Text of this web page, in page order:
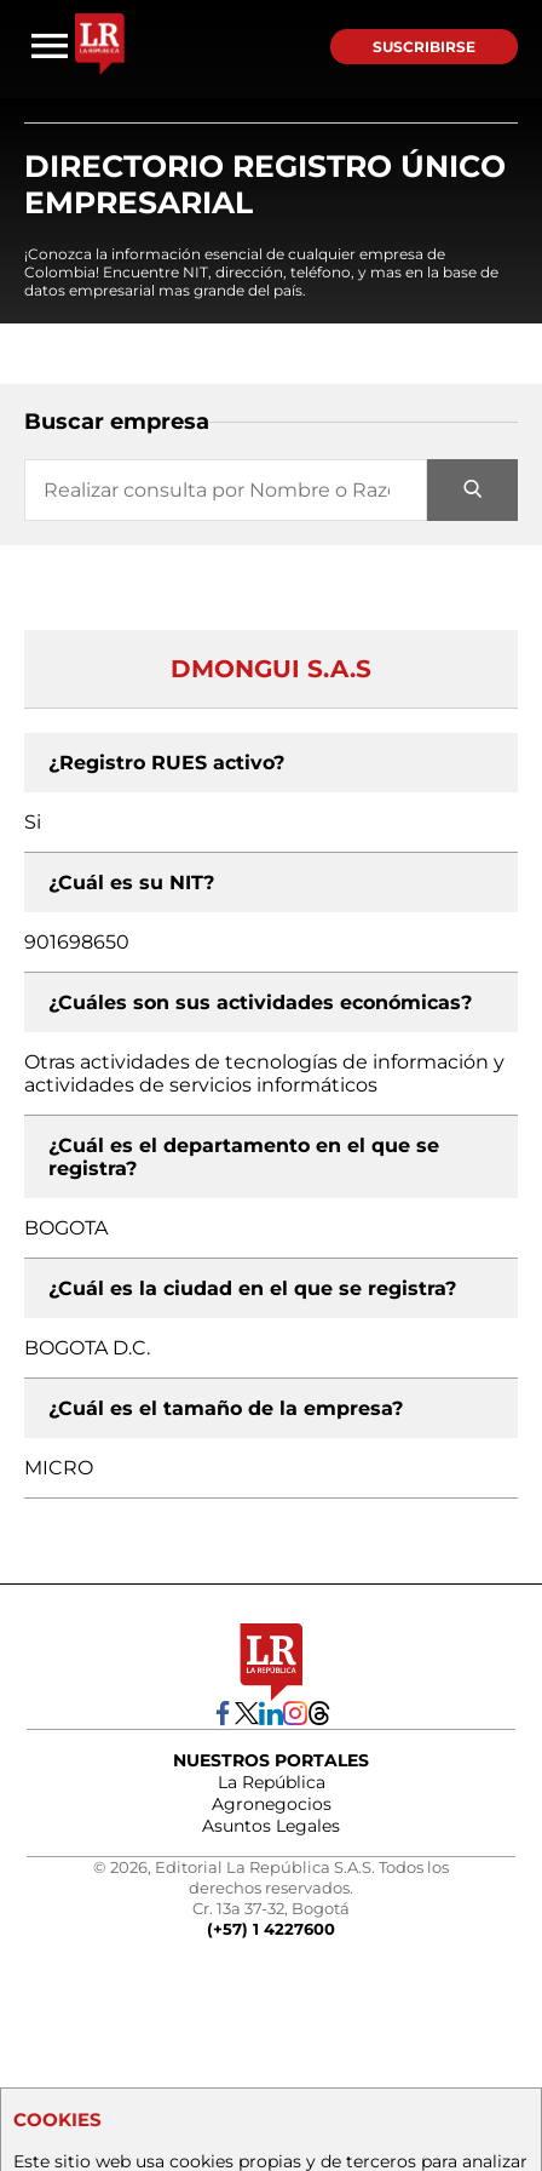
SUSCRIBIRSE
DIRECTORIO REGISTRO ÚNICO
EMPRESARIAL
¡Conozca la información esencial de cualquier empresa de
Colombia! Encuentre NIT, dirección, teléfono, y mas en la base de
datos empresarial mas grande del país.
Buscar empresa
DMONGUI S.A.S
¿Registro RUES activo?
Si
¿Cuál es su NIT?
901698650
¿Cuáles son sus actividades económicas?
Otras actividades de tecnologías de información y
actividades de servicios informáticos
¿Cuál es el departamento en el que se
registra?
BOGOTA
¿Cuál es la ciudad en el que se registra?
BOGOTA D.C.
¿Cuál es el tamaño de la empresa?
MICRO
NUESTROS PORTALES
La República
Agronegocios
Asuntos Legales
© 2026, Editorial La República S.A.S. Todos los
derechos reservados.
Cr. 13a 37-32, Bogotá
(+57) 1 4227600
COOKIES
Este sitio web usa cookies propias y de terceros para analizar